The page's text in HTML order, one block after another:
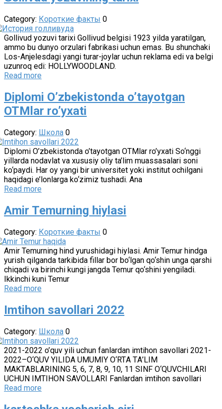
Category: Короткие факты 0
Gollivud yozuvi tarixi Gollivud belgisi 1923 yilda yaratilgan,
ammo bu dunyo orzulari fabrikasi uchun emas. Bu shunchaki
Los-Anjelesdagi yangi turar-joylar uchun reklama edi va belgi
uzunroq edi: HOLLYWOODLAND.
Read more
Diplomi O’zbekistonda o’tayotgan
OTMlar ro’yxati
Category: Школа 0
Diplomi O’zbekistonda o’tayotgan OTMlar ro’yxati So‘nggi
yillarda nodavlat va xususiy oliy ta’lim muassasalari soni
ko‘paydi. Har oy yangi bir universitet yoki institut ochilgani
haqidagi e’lonlarga ko‘zimiz tushadi. Ana
Read more
Amir Temurning hiylasi
Category: Короткие факты 0
Amir Temurning hind yurushidagi hiylasi. Amir Temur hindga
yurish qilganda tarkibida fillar bor bo‘lgan qo‘shin unga qarshi
chiqadi va birinchi kungi jangda Temur qo‘shini yengiladi.
Ikkinchi kuni Temur
Read more
Imtihon savollari 2022
Category: Школа 0
2021-2022 o’quv yili uchun fanlardan imtihon savollari 2021-
2022–O‘QUV YILIDА UMUMIY O‘RTА TА’LIM
MАKTАBLАRINING 5, 6, 7, 8, 9, 10, 11 SINF O‘QUVCHILАRI
UCHUN IMTIHON SAVOLLARI Fanlardan imtihon savollari
Read more